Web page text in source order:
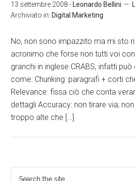
13 settembre 2008- Leonardo Bellini
Archiviato in: Digital Marketing
No, non sono impazzito ma mi sto
acronimo che forse non tutti voi
granchi in inglese CRABS, infatti
come: Chunking: paragrafi + corti
Relevance: fissa ciò che conta
dettagli Accuracy: non tirare via;
troppo alte che […]